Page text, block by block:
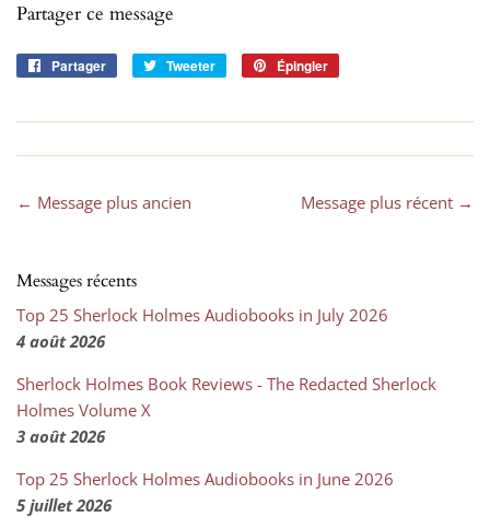
Partager ce message
Partager
PartagerTweeter
Tweeter
Épingler
← Message plus ancien Message plus récent →
Messages récents
Top 25 Sherlock Holmes Audiobooks in July 2026
4 août 2026
Sherlock Holmes Book Reviews - The Redacted Sherlock
Holmes Volume X
3 août 2026
Top 25 Sherlock Holmes Audiobooks in June 2026
5 juillet 2026